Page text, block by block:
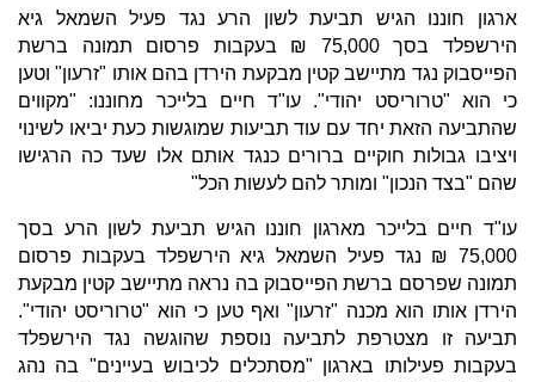
ארגון חוננו הגיש תביעת לשון הרע נגד פעיל השמאל גיא
הירשפלד בסך 75,000 ₪ בעקבות פרסום תמונה ברשת
הפייסבוק נגד מתיישב קטין מבקעת הירדן בהם אותו "זרעון" וטען
כי הוא "טרוריסט יהודי". עו"ד חיים בלייכר מחוננו: "מקווים
שהתביעה הזאת יחד עם עוד תביעות שמוגשות כעת יביאו לשינוי
ויציבו גבולות חוקיים ברורים כנגד אותם אלו שעד כה הרגישו
שהם "בצד הנכון" ומותר להם לעשות הכל"
עו"ד חיים בלייכר מארגון חוננו הגיש תביעת לשון הרע בסך
75,000 ₪ נגד פעיל השמאל גיא הירשפלד בעקבות פרסום
תמונה שפרסם ברשת הפייסבוק בה נראה מתיישב קטין מבקעת
הירדן אותו הוא מכנה "זרעון" ואף טען כי הוא "טרוריסט יהודי".
תביעה זו מצטרפת לתביעה נוספת שהוגשה נגד הירשפלד
בעקבות פעילותו בארגון "מסתכלים לכיבוש בעיינים" בה נהג